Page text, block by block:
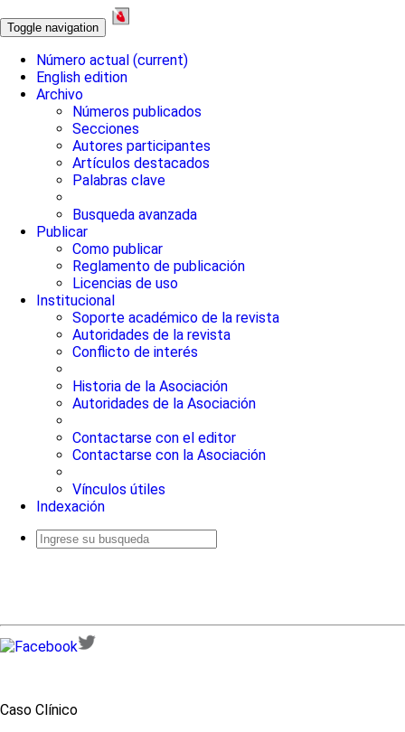
Toggle navigation
Número actual (current)
English edition
Archivo
Números publicados
Secciones
Autores participantes
Artículos destacados
Palabras clave
Busqueda avanzada
Publicar
Como publicar
Reglamento de publicación
Licencias de uso
Institucional
Soporte académico de la revista
Autoridades de la revista
Conflicto de interés
Historia de la Asociación
Autoridades de la Asociación
Contactarse con el editor
Contactarse con la Asociación
Vínculos útiles
Indexación
Caso Clínico